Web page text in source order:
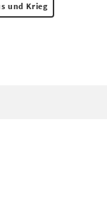
und Krieg